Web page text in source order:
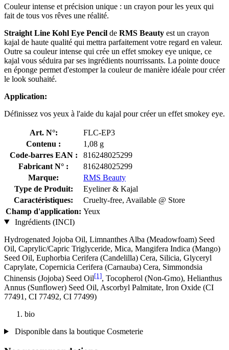
Couleur intense et précision unique : un crayon pour les yeux qui
fait de tous vos rêves une réalité.
Straight Line Kohl Eye Pencil de RMS Beauty est un crayon
kajal de haute qualité qui mettra parfaitement votre regard en valeur.
Outre sa couleur intense qui crée un effet smokey eye unique, ce
kajal vous séduira par ses ingrédients nourrissants. La pointe douce
en éponge permet d'estomper la couleur de manière idéale pour créer
le look souhaité.
Application:
Définissez vos yeux à l'aide du kajal pour créer un effet smokey eye.
Art. N°:
FLC-EP3
Contenu :
1,08 g
Code-barres EAN :
816248025299
Fabricant N° :
816248025299
Marque:
RMS Beauty
Type de Produit:
Eyeliner & Kajal
Caractéristiques:
Cruelty-free, Available @ Store
Champ d'application: Yeux
Ingrédients (INCI)
Hydrogenated Jojoba Oil, Limnanthes Alba (Meadowfoam) Seed
Oil, Caprylic/Capric Triglyceride, Mica, Mangifera Indica (Mango)
Seed Oil, Euphorbia Cerifera (Candelilla) Cera, Silicia, Glyceryl
Caprylate, Copernicia Cerifera (Carnauba) Cera, Simmondsia
Chinensis (Jojoba) Seed Oil[1], Tocopherol (Non-Gmo), Helianthus
Annus (Sunflower) Seed Oil, Ascorbyl Palmitate, Iron Oxide (CI
77491, CI 77492, CI 77499)
bio
Disponible dans la boutique Cosmeterie